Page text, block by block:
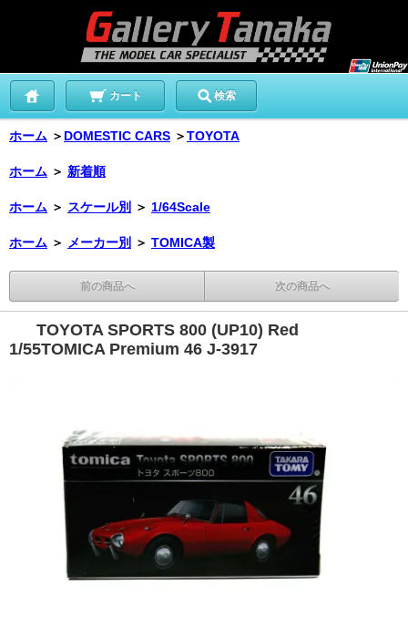
カート 検索
ホーム ＞ DOMESTIC CARS ＞TOYOTA
ホーム ＞ 新着順
ホーム ＞ スケール別 ＞ 1/64Scale
ホーム ＞ メーカー別 ＞ TOMICA製
前の商品へ 次の商品へ
TOYOTA SPORTS 800 (UP10) Red
1/55TOMICA Premium 46 J-3917